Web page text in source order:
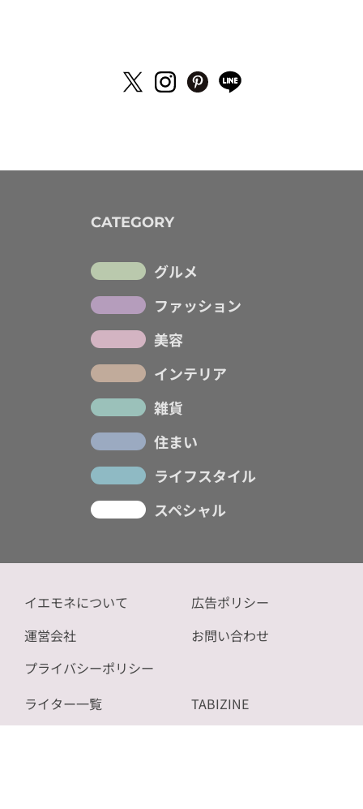
CATEGORY
グルメ
ファッション
美容
インテリア
雑貨
住まい
ライフスタイル
スペシャル
イエモネについて
運営会社
プライバシーポリシー
広告ポリシー
お問い合わせ
ライター一覧
TABIZINE